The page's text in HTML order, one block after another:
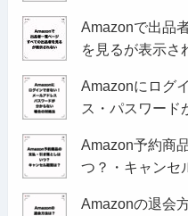
Amazonで出品
を見るが表示さ
Amazonにログ
ス・パスワード
Amazon予約商
つ？・キャンセ
Amazonの退会